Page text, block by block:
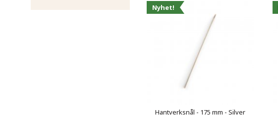
Nyhet!
Hantverksnål - 175 mm - Silver